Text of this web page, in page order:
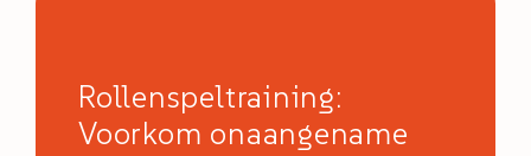
Rollenspeltraining:
Voorkom onaangename